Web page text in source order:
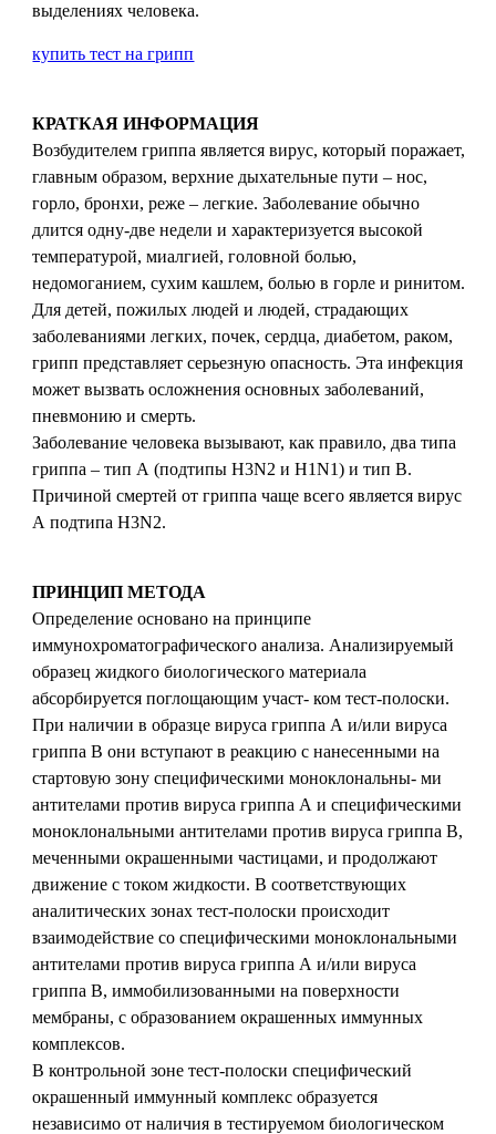
выделениях человека.
купить тест на грипп
КРАТКАЯ ИНФОРМАЦИЯ
Возбудителем гриппа является вирус, который поражает,
главным образом, верхние дыхательные пути – нос,
горло, бронхи, реже – легкие. Заболевание обычно
длится одну-две недели и характеризуется высокой
температурой, миалгией, головной болью,
недомоганием, сухим кашлем, болью в горле и ринитом.
Для детей, пожилых людей и людей, страдающих
заболеваниями легких, почек, сердца, диабетом, раком,
грипп представляет серьезную опасность. Эта инфекция
может вызвать осложнения основных заболеваний,
пневмонию и смерть.
Заболевание человека вызывают, как правило, два типа
гриппа – тип А (подтипы H3N2 и H1N1) и тип В.
Причиной смертей от гриппа чаще всего является вирус
А подтипа H3N2.
ПРИНЦИП МЕТОДА
Определение основано на принципе
иммунохроматографического анализа. Анализируемый
образец жидкого биологического материала
абсорбируется поглощающим участ- ком тест-полоски.
При наличии в образце вируса гриппа А и/или вируса
гриппа В они вступают в реакцию с нанесенными на
стартовую зону специфическими моноклональны- ми
антителами против вируса гриппа А и специфическими
моноклональными антителами против вируса гриппа B,
меченными окрашенными частицами, и продолжают
движение с током жидкости. В соответствующих
аналитических зонах тест-полоски происходит
взаимодействие со специфическими моноклональными
антителами против вируса гриппа А и/или вируса
гриппа В, иммобилизованными на поверхности
мембраны, с образованием окрашенных иммунных
комплексов.
В контрольной зоне тест-полоски специфический
окрашенный иммунный комплекс образуется
независимо от наличия в тестируемом биологическом